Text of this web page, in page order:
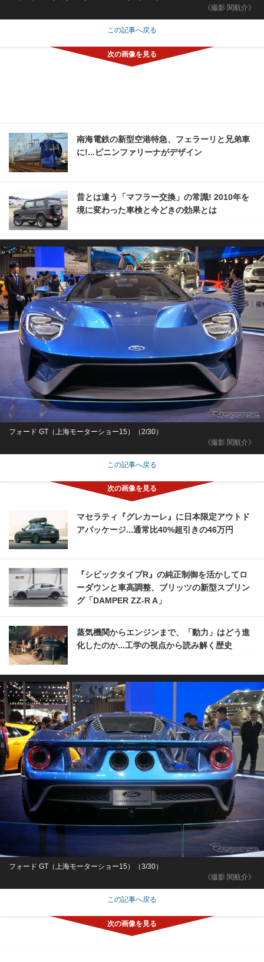
《撮影 関航介》
この記事へ戻る
南海電鉄の新型空港特急、フェラーリと兄弟車
に!...ピニンファリーナがデザイン
昔とは違う「マフラー交換」の常識! 2010年を
境に変わった車検と今どきの効果とは
《撮影 関航介》
フォード GT（上海モーターショー15）（2/30）
この記事へ戻る
マセラティ『グレカーレ』に日本限定アウトド
アパッケージ...通常比40%超引きの46万円
『シビックタイプR』の純正制御を活かしてロ
ーダウンと車高調整、ブリッツの新型スプリン
グ「DAMPER ZZ-R A」
蒸気機関からエンジンまで、「動力」はどう進
化したのか...工学の視点から読み解く歴史
《撮影 関航介》
フォード GT（上海モーターショー15）（3/30）
この記事へ戻る